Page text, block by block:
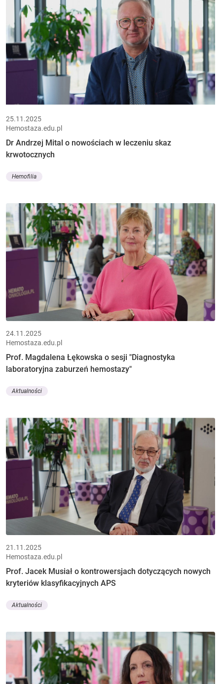
25.11.2025
Hemostaza.edu.pl
Dr Andrzej Mital o nowościach w leczeniu skaz
krwotocznych
Hemofilia
24.11.2025
Hemostaza.edu.pl
Prof. Magdalena Łękowska o sesji "Diagnostyka
laboratoryjna zaburzeń hemostazy"
Aktualności
21.11.2025
Hemostaza.edu.pl
Prof. Jacek Musiał o kontrowersjach dotyczących nowych
kryteriów klasyfikacyjnych APS
Aktualności